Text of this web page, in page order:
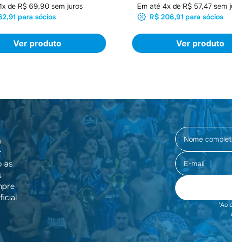
1x de R$ 69,90sem juros
para sócios
Ver produto
Em até 4x de R$ 57,47sem
R$ 206,91 para sócios
Ver produto
as
*Ao